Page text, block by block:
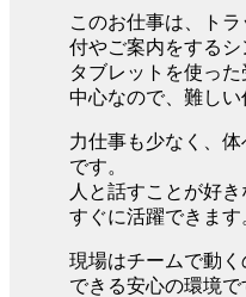
このお仕事は、ト
付やご案内をするシ
タブレットを使っ
中心なので、難しい
力仕事も少なく、
です。
人と話すことが好
すぐに活躍できます
現場はチームで動
できる安心の環境で